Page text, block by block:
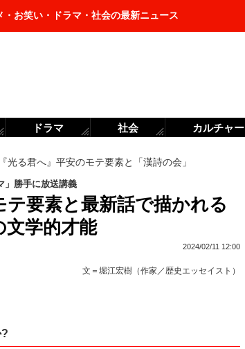
・お笑い・ドラマ・社会の最新ニュース
『光る君へ』平安のモテ要素と「漢詩の会」
」勝手に放送講義
テ要素と最新話で描かれる
文学的才能
2024/02/11 12:00
文＝ 堀江宏樹（作家／歴史エッセイスト）
ドラマ 社会 カルチャー